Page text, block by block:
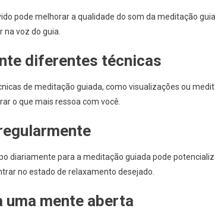
pode melhorar a qualidade do som da meditação
voz do guia.
diferentes técnicas
de meditação guiada, como visualizações ou
o que mais ressoa com você.
diariamente para a meditação guiada pode
no estado de relaxamento desejado.
uma mente aberta